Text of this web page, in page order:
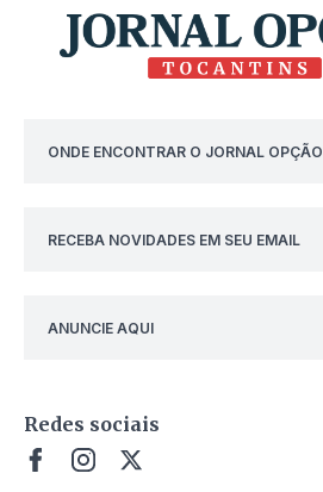
ONDE ENCONTRAR O JORNAL OPÇÃO
RECEBA NOVIDADES EM SEU EMAIL
ANUNCIE AQUI
Redes sociais